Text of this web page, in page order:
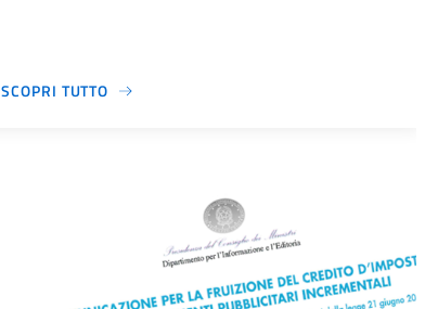
SCOPRI TUTTO